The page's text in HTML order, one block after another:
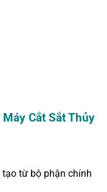
Máy Cắt Sắt Thủy
từ bộ phận chính